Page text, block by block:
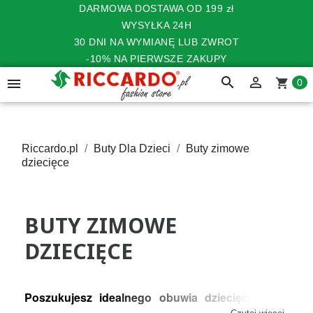
DARMOWA DOSTAWA OD 199 zł
WYSYŁKA 24H
30 DNI NA WYMIANĘ LUB ZWROT
-10% NA PIERWSZE ZAKUPY
 search  shopping_cart 0
Riccardo.pl Buty Dla Dzieci
Buty zimowe
dziecięce
BUTY ZIMOWE
DZIECIĘCE
Poszukujesz idealnego obuwia dziecięcego na